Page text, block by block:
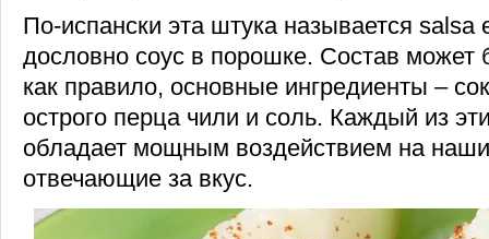
По-испански эта штука называется salsa
дословно соус в порошке. Состав может
как правило, основные ингредиенты –
острого перца чили и соль. Каждый из
обладает мощным воздействием на
отвечающие за вкус.